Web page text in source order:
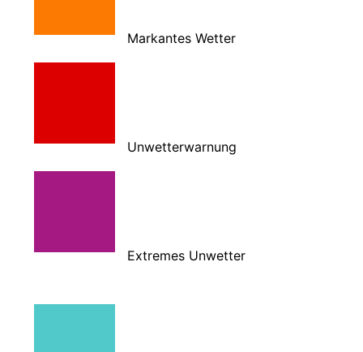
Markantes Wetter
Unwetterwarnung
Extremes Unwetter